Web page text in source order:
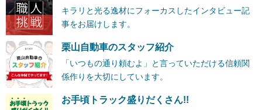
キラリと光る逸材にフォーカスしたインタビュー記
事をお届けします。
栗山自動車のスタッフ紹介
「いつもの通り頼むよ」と言っていただける信頼関
係作りを大切にしています。
お手頃トラック盛りだくさん!!